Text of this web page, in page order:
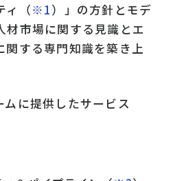
ィ（※1）」の方針とモデ
材市場に関する見識とエ
関する専門知識を築き上
ムに提供したサービス